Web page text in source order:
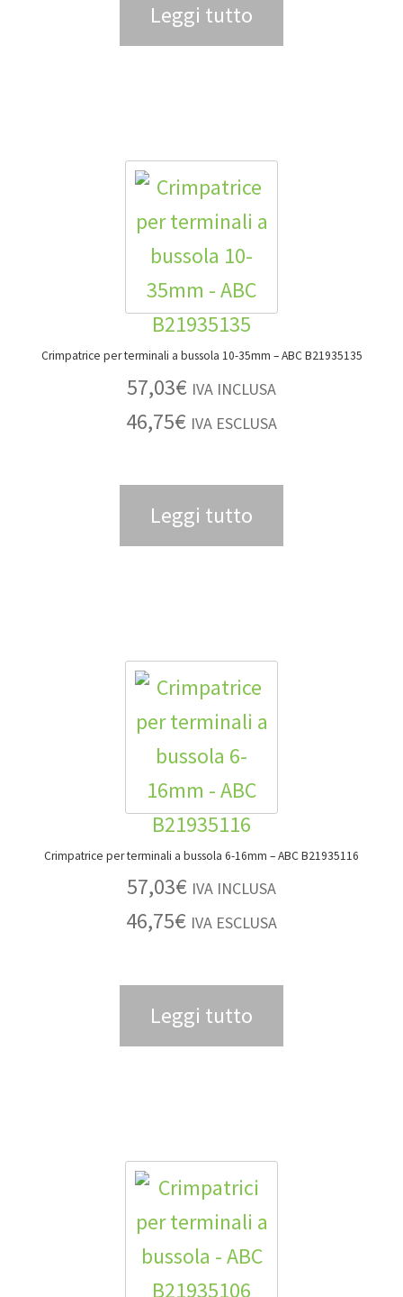
Leggi tutto
Crimpatrice per terminali a bussola 10-35mm – ABC B21935135
57,03€ IVA INCLUSA
46,75€ IVA ESCLUSA
Leggi tutto
Crimpatrice per terminali a bussola 6-16mm – ABC B21935116
57,03€ IVA INCLUSA
46,75€ IVA ESCLUSA
Leggi tutto